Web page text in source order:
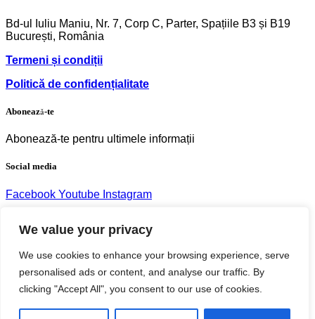
We value your privacy
We use cookies to enhance your browsing experience, serve
personalised ads or content, and analyse our traffic. By
clicking "Accept All", you consent to our use of cookies.
Bd-ul Iuliu Maniu, Nr. 7, Corp C, Parter, Spațiile B3 și B19
București, România
Termeni și condiții
Politică de confidențialitate
Abonează-te
Abonează-te pentru ultimele informații
Social media
Facebook Youtube Instagram
Copyright © 2004 – 2023 Editura acreditată CNCS |
CNATDCU Pro Universitaria. Toate drepturile rezervate.
Termeni si Condiţii